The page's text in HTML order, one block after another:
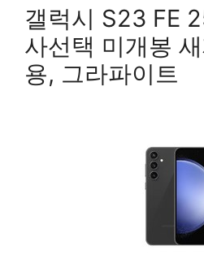
갤럭시 S23 FE
사선택 미개봉
용, 그라파이트